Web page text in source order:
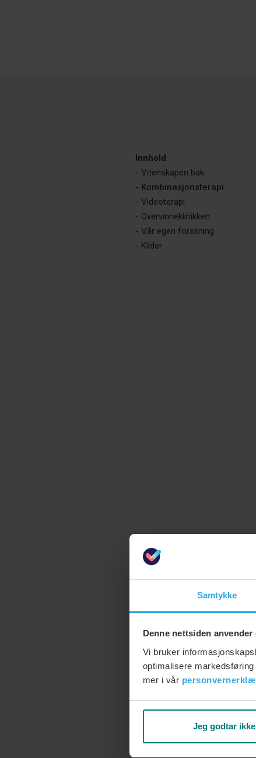
Samtykke
Denne nettsiden anvender
Vi bruker
optimalisere
mer i vår
Jeg godtar ikke
Innhold
- Vitenskapen bak
- Kombinasjonsterapi
- Videoterapi
- Overvinneklinikken
- Vår egen forskning
- Kilder